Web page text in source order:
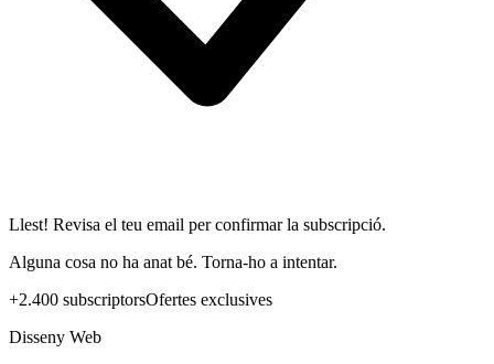
Llest! Revisa el teu email per confirmar la subscripció.
Alguna cosa no ha anat bé. Torna-ho a intentar.
+2.400 subscriptorsOfertes exclusives
Disseny Web